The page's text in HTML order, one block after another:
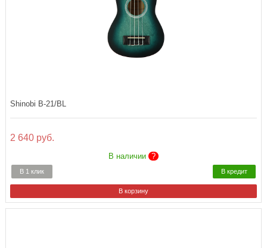
Shinobi B-21/BL
2 640 руб.
В наличии ?
В 1 клик В кредит